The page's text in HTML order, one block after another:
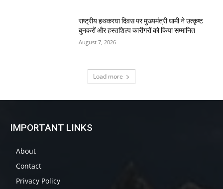
राष्ट्रीय हथकरघा दिवस पर मुख्यमंत्री धामी ने उत्कृष्ट
बुनकरों और हस्तशिल्प कारीगरों को किया सम्मानित
August 7, 2026
Load more
IMPORTANT LINKS
About
Contact
Privacy Policy